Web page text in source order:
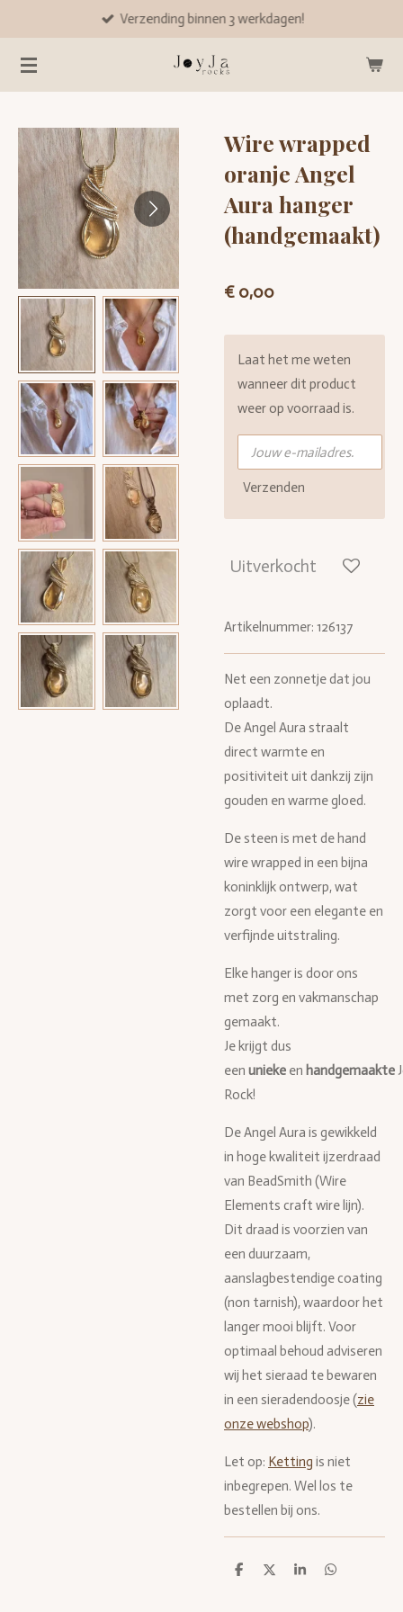
naar
de
Verzending binnen 3 werkdagen!
Wire wrapped
oranje Angel
Aura hanger
(handgemaakt)
€ 0,00
Laat het me weten
wanneer dit product
weer op voorraad is.
Verzenden
Uitverkocht
Artikelnummer: 126137
Net een zonnetje dat jou
oplaadt.
De Angel Aura straalt
direct warmte en
positiviteit uit dankzij zijn
gouden en warme gloed.
De steen is met de hand
wire wrapped in een bijna
koninklijk ontwerp, wat
zorgt voor een elegante en
verfijnde uitstraling.
Elke hanger is door ons
met zorg en vakmanschap
gemaakt.
Je krijgt dus
een unieke en handgemaakte
Rock!
De Angel Aura is gewikkeld
in hoge kwaliteit ijzerdraad
van BeadSmith (Wire
Elements craft wire lijn).
Dit draad is voorzien van
een duurzaam,
aanslagbestendige coating
(non tarnish), waardoor het
langer mooi blijft. Voor
optimaal behoud adviseren
wij het sieraad te bewaren
in een sieradendoosje (zie
onze webshop).
Let op: Ketting is niet
inbegrepen. Wel los te
bestellen bij ons.
D
D
S
D